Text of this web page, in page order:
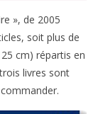
», de 2005
soit plus de
25 cm) répar­tis en
livres sont